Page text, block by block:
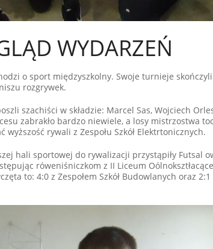
WYDARZEŃ
o sport międzyszkolny. Swoje turnieje
rozgrywek.
szachiści w składzie: Marcel Sas, Wojciech
zabrakło bardzo niewiele, a losy mistrzostwa
rywali z Zespołu Szkół Elektrtonicznych.
hali sportowej do rywalizacji przystąpiły Futsal
róweniśniczkom z II Liceum
to: 4:0 z Zespołem Szkół Budowlanych oraz 2:1